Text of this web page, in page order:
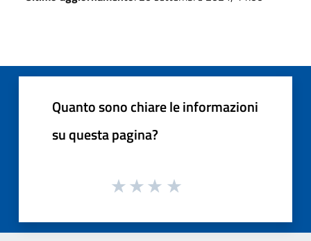
Quanto sono chiare le informazioni
su questa pagina?